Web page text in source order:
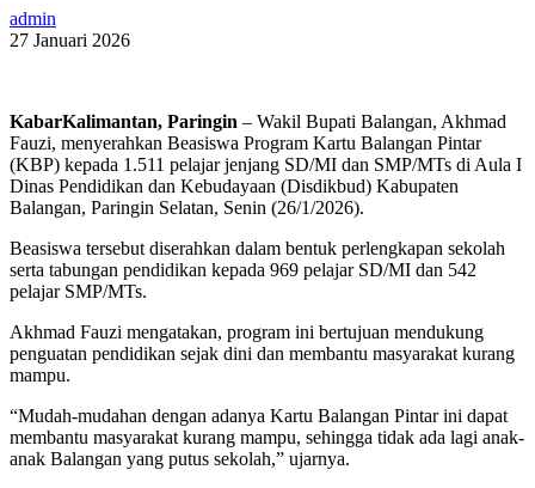
admin
27 Januari 2026
KabarKalimantan, Paringin – Wakil Bupati Balangan, Akhmad
Fauzi, menyerahkan Beasiswa Program Kartu Balangan Pintar
(KBP) kepada 1.511 pelajar jenjang SD/MI dan SMP/MTs di Aula I
Dinas Pendidikan dan Kebudayaan (Disdikbud) Kabupaten
Balangan, Paringin Selatan, Senin (26/1/2026).
Beasiswa tersebut diserahkan dalam bentuk perlengkapan sekolah
serta tabungan pendidikan kepada 969 pelajar SD/MI dan 542
pelajar SMP/MTs.
Akhmad Fauzi mengatakan, program ini bertujuan mendukung
penguatan pendidikan sejak dini dan membantu masyarakat kurang
mampu.
“Mudah-mudahan dengan adanya Kartu Balangan Pintar ini dapat
membantu masyarakat kurang mampu, sehingga tidak ada lagi anak-
anak Balangan yang putus sekolah,” ujarnya.